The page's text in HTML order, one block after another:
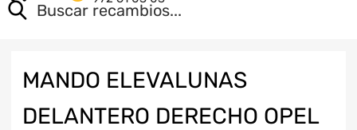
MANDO ELEVALUNAS
DELANTERO DERECHO OPEL